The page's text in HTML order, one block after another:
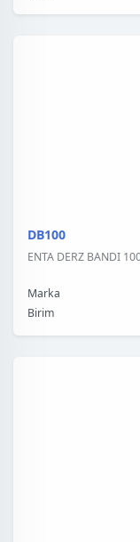
DB100
ENTA DERZ BANDI
Marka
Birim